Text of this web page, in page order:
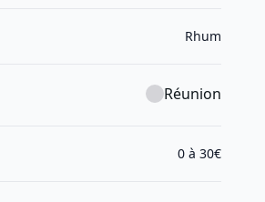
Rhum
Réunion
0 à 30€